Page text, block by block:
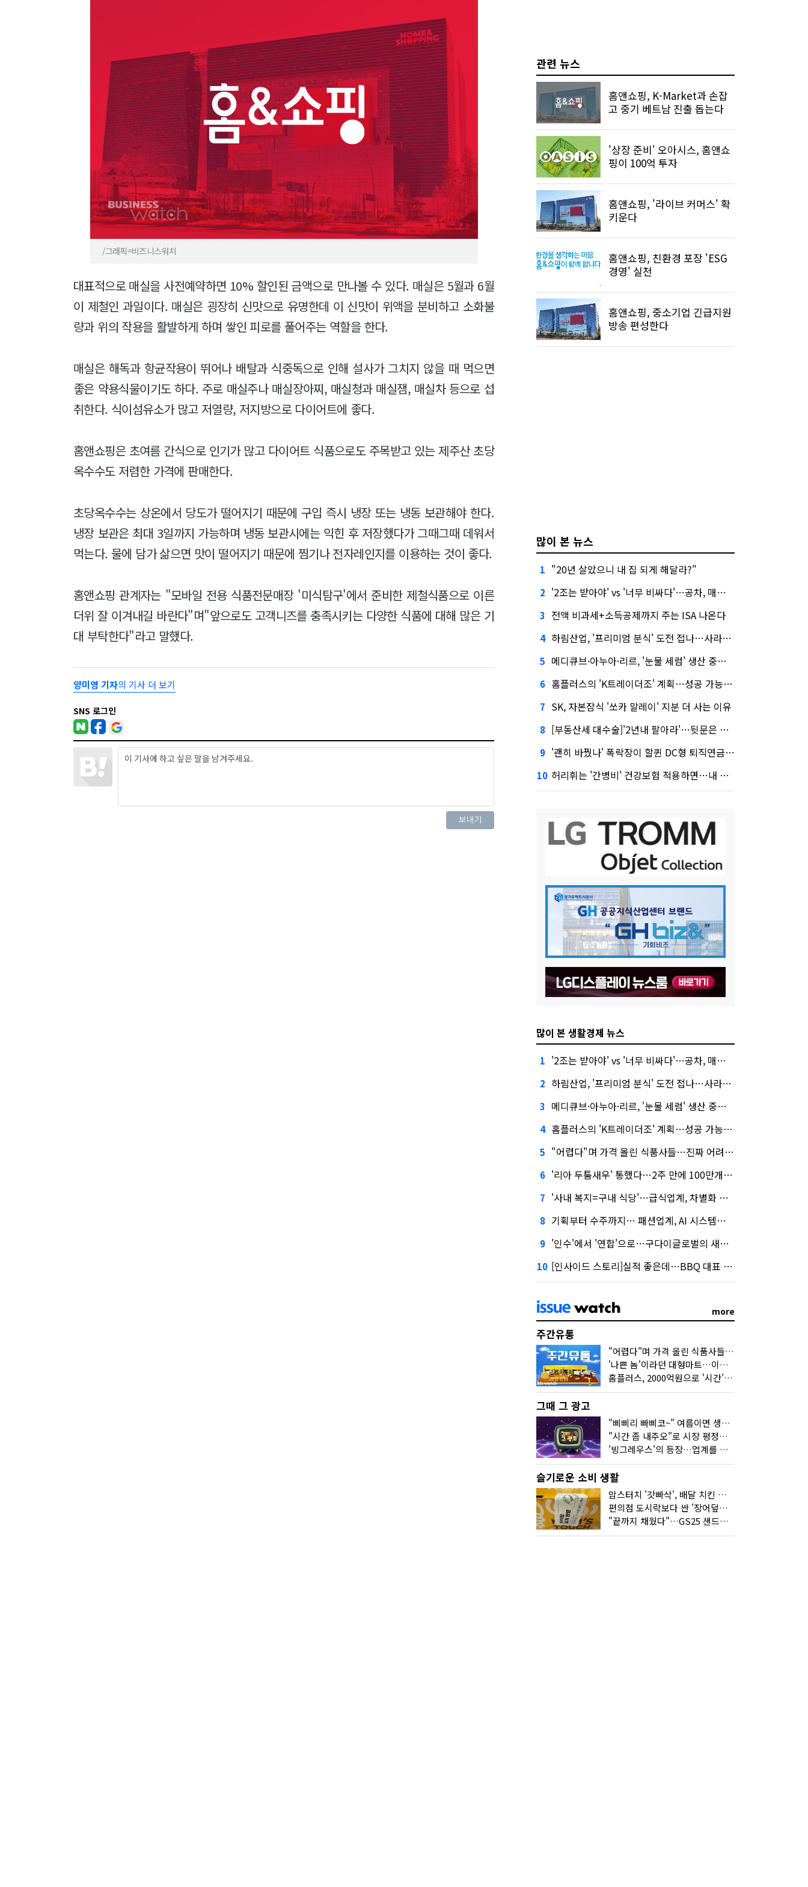
/그래픽=비즈니스워치
대표적으로 매실을 사전예약하면 10% 할인된 금액으로 만나볼 수 있다. 매실은 5월과 6월
이 제철인 과일이다. 매실은 굉장히 신맛으로 유명한데 이 신맛이 위액을 분비하고 소화불
량과 위의 작용을 활발하게 하며 쌓인 피로를 풀어주는 역할을 한다.
매실은 해독과 항균작용이 뛰어나 배탈과 식중독으로 인해 설사가 그치지 않을 때 먹으면
좋은 약용식물이기도 하다. 주로 매실주나 매실장아찌, 매실청과 매실잼, 매실차 등으로 섭
취한다. 식이섬유소가 많고 저열량, 저지방으로 다이어트에 좋다.
홈앤쇼핑은 초여름 간식으로 인기가 많고 다이어트 식품으로도 주목받고 있는 제주산 초당
옥수수도 저렴한 가격에 판매한다.
초당옥수수는 상온에서 당도가 떨어지기 때문에 구입 즉시 냉장 또는 냉동 보관해야 한다.
냉장 보관은 최대 3일까지 가능하며 냉동 보관시에는 익힌 후 저장했다가 그때그때 데워서
먹는다. 물에 담가 삶으면 맛이 떨어지기 때문에 찜기나 전자레인지를 이용하는 것이 좋다.
홈앤쇼핑 관계자는 "모바일 전용 식품전문매장 '미식탐구'에서 준비한 제철식품으로 이른
더위 잘 이겨내길 바란다"며"앞으로도 고객니즈를 충족시키는 다양한 식품에 대해 많은 기
대 부탁한다"라고 말했다.
양미영 기자의 기사 더 보기
SNS 로그인
관련 뉴스
홈앤쇼핑, K-Market과 손잡
고 중기 베트남 진출 돕는다
'상장 준비' 오아시스, 홈앤쇼
핑이 100억 투자
홈앤쇼핑, '라이브 커머스' 확
키운다
홈앤쇼핑, 친환경 포장 'ESG
경영' 실천
홈앤쇼핑, 중소기업 긴급지원
방송 편성한다
많이 본 뉴스
1 "20년 살았으니 내 집 되게 해달라?"
2 '2조는 받아야' vs '너무 비싸다'…공차, 매각 성공할까
3 전액 비과세+소득공제까지 주는 ISA 나온다
4 하림산업, '프리미엄 분식' 도전 접나…사라진 '멜팅피스'
5 메디큐브·아누아·리르, '눈물 세럼' 생산 중단한다
6 홈플러스의 'K트레이더조' 계획…성공 가능성은 '글쎄'
7 SK, 자본잠식 '쏘카 말레이' 지분 더 사는 이유
8 [부동산세 대수술]'2년내 팔아라'…뒷문은 열었다
9 '괜히 바꿨나' 폭락장이 할퀸 DC형 퇴직연금…전문가 조언은
10 허리휘는 '간병비' 건강보험 적용하면…내 간병보험은?
많이 본 생활경제 뉴스
1 '2조는 받아야' vs '너무 비싸다'…공차, 매각 성공할까
2 하림산업, '프리미엄 분식' 도전 접나…사라진 '멜팅피스'
3 메디큐브·아누아·리르, '눈물 세럼' 생산 중단한다
4 홈플러스의 'K트레이더조' 계획…성공 가능성은 '글쎄'
5 "어렵다"며 가격 올린 식품사들…진짜 어려운 거 맞아?
6 '리아 두툼새우' 통했다…2주 만에 100만개 판매
7 '사내 복지=구내 식당'…급식업계, 차별화 경쟁 본격화
8 기획부터 수주까지… 패션업계, AI 시스템화 박차
9 '인수'에서 '연합'으로…구다이글로벌의 새로운 투자법
10 [인사이드 스토리]실적 좋은데…BBQ 대표 '파리목숨'된 이유
more
주간유통
"어렵다"며 가격 올린 식품사들…진짜 어려운 거 맞아?
'나쁜 놈'이라던 대형마트…이젠 '불쌍한 놈' 됐다
홈플러스, 2000억원으로 '시간'을 샀다
그때 그 광고
"삐삐리 빠삐코~" 여름이면 생각나는 그 노래
"시간 좀 내주오"로 시장 평정한 하이마트
'빙그레우스'의 등장…업계를 흔든 '세계관' 마케팅
슬기로운 소비 생활
맘스터치 '갓빠삭', 배달 치킨 선입견을 바꿨다
편의점 도시락보다 싼 '장어덮밥'…오뚜기가 해냈다
"끝까지 채웠다"…GS25 샌드위치의 달라진 '속'사정